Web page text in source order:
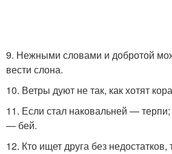
9. Нежными словами и добротой
вести слона.
10. Ветры дуют не так, как хотят
11. Если стал наковальней —
— бей.
12. Кто ищет друга без недостатков,